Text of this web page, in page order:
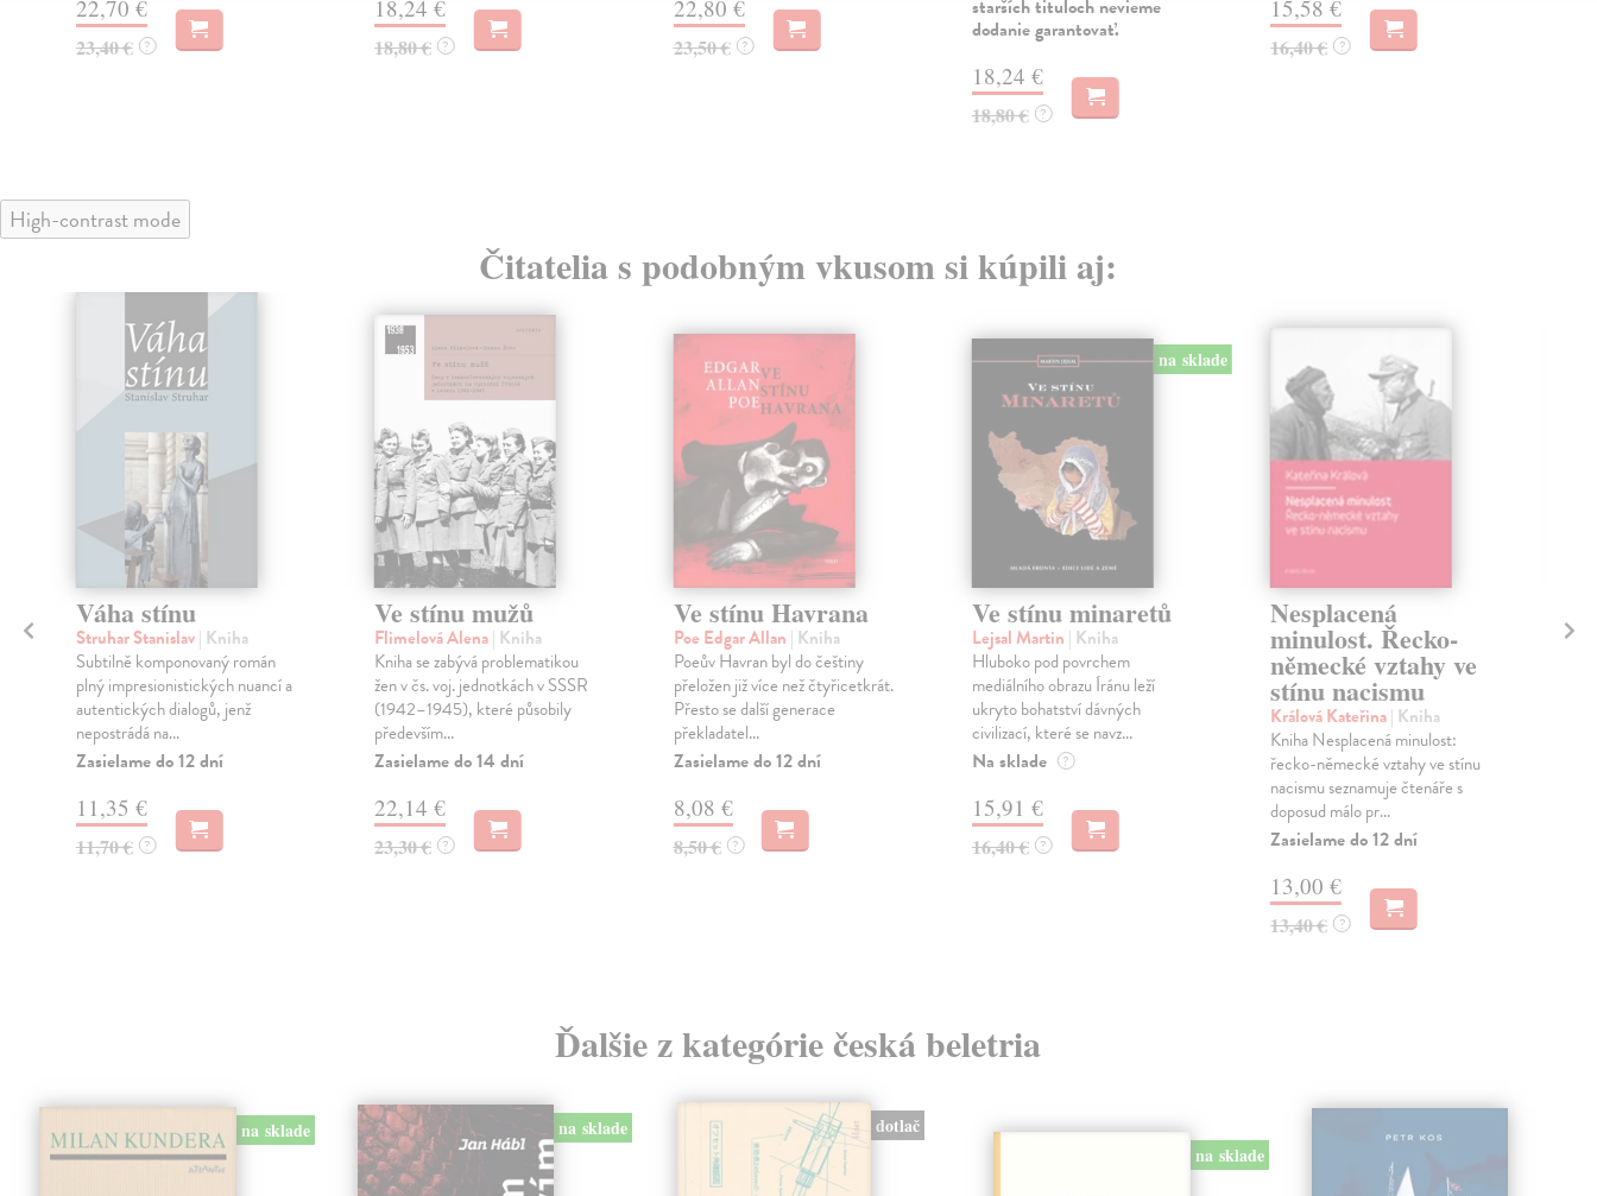
22,70 €
23,40 € ?
18,24 €
18,80 € ?
22,80 €
23,50 € ?
starších tituloch nevieme
dodanie garantovať.
18,24 €
18,80 € ?
15,58 €
16,40 € ?
High-contrast mode
Čitatelia s podobným vkusom si kúpili aj:
Váha stínu
Struhar Stanislav| Kniha
Subtilně komponovaný román
plný impresionistických nuancí a
autentických dialogů, jenž
nepostrádá na...
Zasielame do 12 dní
11,35 €
11,70 € ?
Ve stínu mužů
Flimelová Alena| Kniha
Kniha se zabývá problematikou
žen v čs. voj. jednotkách v SSSR
(1942–1945), které působily
především...
Zasielame do 14 dní
22,14 €
23,30 € ?
Ve stínu Havrana
Poe Edgar Allan | Kniha
Poeův Havran byl do češtiny
přeložen již více než čtyřicetkrát.
Přesto se další generace
překladatel...
Zasielame do 12 dní
8,08 €
8,50 € ?
na sklade
Ve stínu minaretů
Lejsal Martin | Kniha
Hluboko pod povrchem
mediálního obrazu Íránu leží
ukryto bohatství dávných
civilizací, které se navz...
Na sklade ?
15,91 €
16,40 € ?
Nesplacená
minulost. Řecko-
německé vztahy ve
stínu nacismu
Králová Kateřina| Kniha
Kniha Nesplacená minulost:
řecko-německé vztahy ve stínu
nacismu seznamuje čtenáře s
doposud málo pr...
Zasielame do 12 dní
13,00 €
13,40 € ?
Ďalšie z kategórie česká beletria
na sklade na sklade dotlač
na sklade